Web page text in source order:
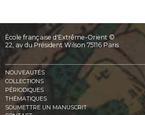
École française d'Extrême-Orient ©
22, av du Président Wilson 75116 Paris
NOUVEAUTÉS
COLLECTIONS
PÉRIODIQUES
THÉMATIQUES
SOUMETTRE UN MANUSCRIT